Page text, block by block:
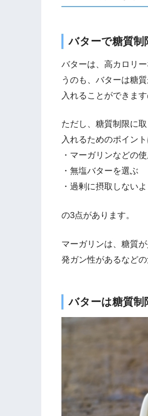
バターで糖質制
バターは、高カロリ
うのも、バターは糖
入れることができま
ただし、糖質制限に
入れるためのポイン
・マーガリンなどの
・無塩バターを選ぶ
・過剰に摂取しない
の3点があります。
マーガリンは、糖質
発ガン性があるなど
バターは糖質